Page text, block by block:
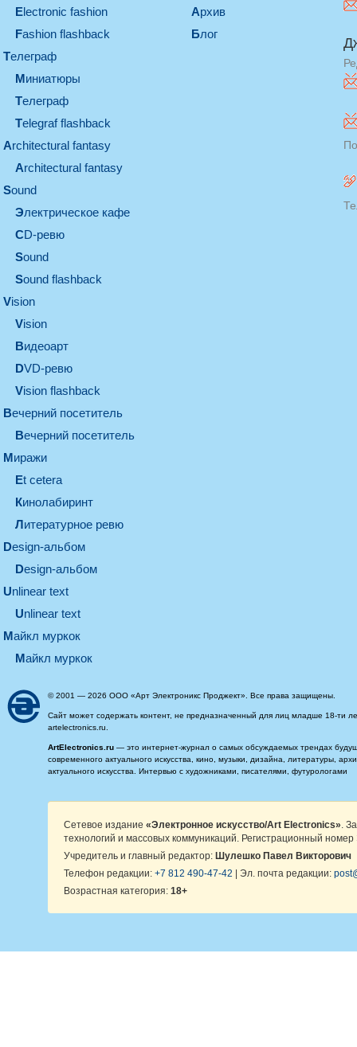
electronic fashion
Fashion flashback
телеграф
миниатюры
телеграф
Telegraf flashback
architectural fantasy
architectural fantasy
sound
электрическое кафе
CD-ревю
sound
Sound flashback
vision
vision
видеоарт
DVD-ревю
Vision flashback
вечерний посетитель
вечерний посетитель
миражи
et cetera
кинолабиринт
литературное ревю
design-альбом
design-альбом
unlinear text
Unlinear text
майкл муркок
майкл муркок
Архив
Блог
© 2001 — 2026 ООО «Арт Электроникс Проджект». Все права защищены.
Сайт может содержать контент, не предназначенный для лиц младше 18-ти
artelectronics.ru.
ArtElectronics.ru — это интернет-журнал о самых обсуждаемых трендах
современного актуального искусства, кино, музыки, дизайна, литературы,
актуального искусства. Интервью с художниками, писателями, футурологами
Сетевое издание «Электронное искусство/Art Electronics» .
технологий и массовых коммуникаций. Регистрационный
Учредитель и главный редактор: Шулешко Павел Викторович
Телефон редакции: +7 812 490-47-42 | Эл. почта редакции:
Возрастная категория: 18+